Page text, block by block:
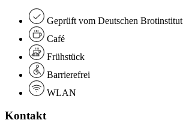
Geprüft vom Deutschen Brotinstitut
Café
Frühstück
Barrierefrei
WLAN
Kontakt